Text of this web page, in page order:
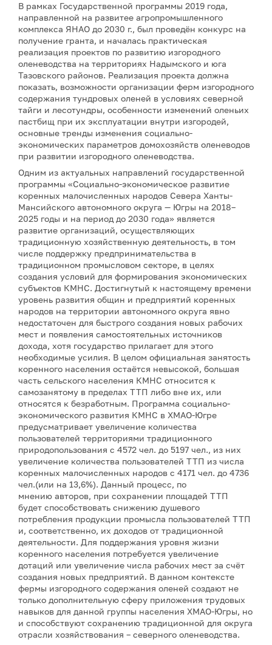
В рамках Государственной программы 2019 года,
направленной на развитее агропромышленного
комплекса ЯНАО до 2030 г., был проведён конкурс на
получение гранта, и началась практическая
реализация проектов по развитию изгородного
оленеводства на территориях Надымского и юга
Тазовского районов. Реализация проекта должна
показать, возможности организации ферм изгородного
содержания тундровых оленей в условиях северной
тайги и лесотундры, особенности изменений оленьих
пастбищ при их эксплуатации внутри изгородей,
основные тренды изменения социально-
экономических параметров домохозяйств оленеводов
при развитии изгородного оленеводства.
Одним из актуальных направлений государственной
программы «Социально-экономическое развитие
коренных малочисленных народов Севера Ханты-
Мансийского автономного округа — Югры на 2018–
2025 годы и на период до 2030 года» является
развитие организаций, осуществляющих
традиционную хозяйственную деятельность, в том
числе поддержку предпринимательства в
традиционном промысловом секторе, в целях
создания условий для формирования экономических
субъектов КМНС. Достигнутый к настоящему времени
уровень развития общин и предприятий коренных
народов на территории автономного округа явно
недостаточен для быстрого создания новых рабочих
мест и появления самостоятельных источников
дохода, хотя государство прилагает для этого
необходимые усилия. В целом официальная занятость
коренного населения остаётся невысокой, большая
часть сельского населения КМНС относится к
самозанятому в пределах ТТП либо вне их, или
относятся к безработным. Программа социально-
экономического развития КМНС в ХМАО-Югре
предусматривает увеличение количества
пользователей территориями традиционного
природопользования с 4572 чел. до 5197 чел., из них
увеличение количества пользователей ТТП из числа
коренных малочисленных народов с 4171 чел. до 4736
чел.(или на 13,6%). Данный процесс, по
мнению авторов, при сохранении площадей ТТП
будет способствовать снижению душевого
потребления продукции промысла пользователей ТТП
и, соответственно, их доходов от традиционной
деятельности. Для поддержания уровня жизни
коренного населения потребуется увеличение
дотаций или увеличение числа рабочих мест за счёт
создания новых предприятий. В данном контексте
фермы изгородного содержания оленей создают не
только дополнительную сферу приложения трудовых
навыков для данной группы населения ХМАО-Югры, но
и способствуют сохранению традиционной для округа
отрасли хозяйствования – северного оленеводства.